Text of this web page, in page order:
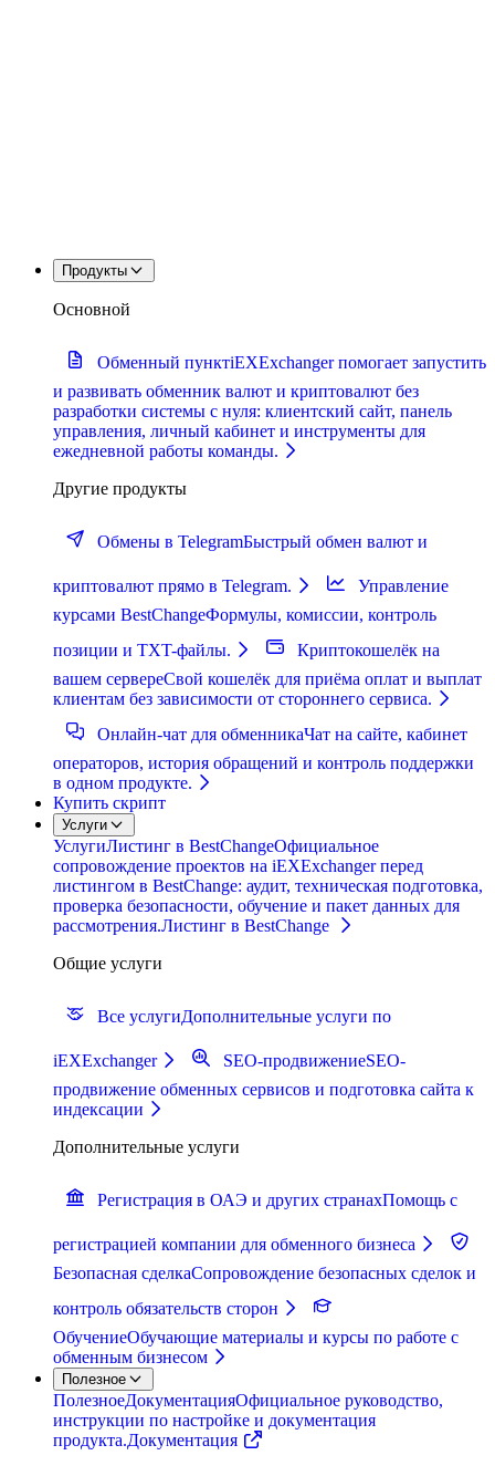
Продукты
Основной
Обменный пунктiEXExchanger помогает запустить
и развивать обменник валют и криптовалют без
разработки системы с нуля: клиентский сайт, панель
управления, личный кабинет и инструменты для
ежедневной работы команды.
Другие продукты
Обмены в TelegramБыстрый обмен валют и
криптовалют прямо в Telegram.
Управление
курсами BestChangeФормулы, комиссии, контроль
позиции и TXT-файлы.
Криптокошелёк на
вашем сервереСвой кошелёк для приёма оплат и выплат
клиентам без зависимости от стороннего сервиса.
Онлайн-чат для обменникаЧат на сайте, кабинет
операторов, история обращений и контроль поддержки
в одном продукте.
Купить скрипт
Услуги
УслугиЛистинг в BestChangeОфициальное
сопровождение проектов на iEXExchanger перед
листингом в BestChange: аудит, техническая подготовка,
проверка безопасности, обучение и пакет данных для
рассмотрения.Листинг в BestChange
Общие услуги
Все услугиДополнительные услуги по
iEXExchanger SEO-продвижениеSEO-
продвижение обменных сервисов и подготовка сайта к
индексации
Дополнительные услуги
Регистрация в ОАЭ и других странахПомощь с
регистрацией компании для обменного бизнеса
Безопасная сделкаСопровождение безопасных сделок и
контроль обязательств сторон
ОбучениеОбучающие материалы и курсы по работе с
обменным бизнесом
Полезное
ПолезноеДокументацияОфициальное руководство,
инструкции по настройке и документация
продукта.Документация